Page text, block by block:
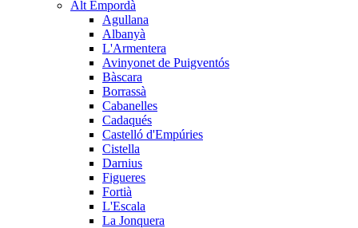
Alt Empordà
Agullana
Albanyà
L'Armentera
Avinyonet de Puigventós
Bàscara
Borrassà
Cabanelles
Cadaqués
Castelló d'Empúries
Cistella
Darnius
Figueres
Fortià
L'Escala
La Jonquera